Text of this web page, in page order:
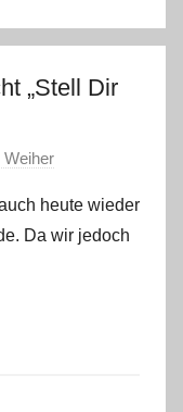
„Stell Dir
Weiher
heute wieder
Da wir jedoch